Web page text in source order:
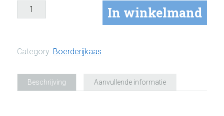
In winkelmand
Category: Boerderijkaas
Beschrijving Aanvullende informatie